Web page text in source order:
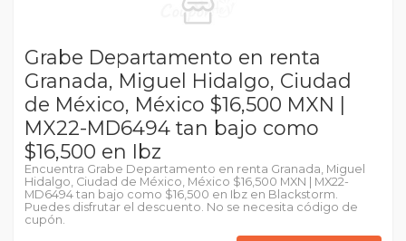
Grabe Departamento en renta
Granada, Miguel Hidalgo, Ciudad
de México, México $16,500 MXN |
MX22-MD6494 tan bajo como
$16,500 en Ibz
Encuentra Grabe Departamento en renta Granada, Miguel
Hidalgo, Ciudad de México, México $16,500 MXN | MX22-
MD6494 tan bajo como $16,500 en Ibz en Blackstorm.
Puedes disfrutar el descuento. No se necesita código de
cupón.